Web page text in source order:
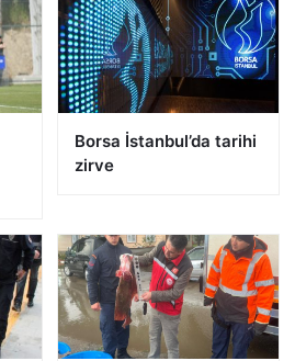
Borsa İstanbul’da tarihi
zirve